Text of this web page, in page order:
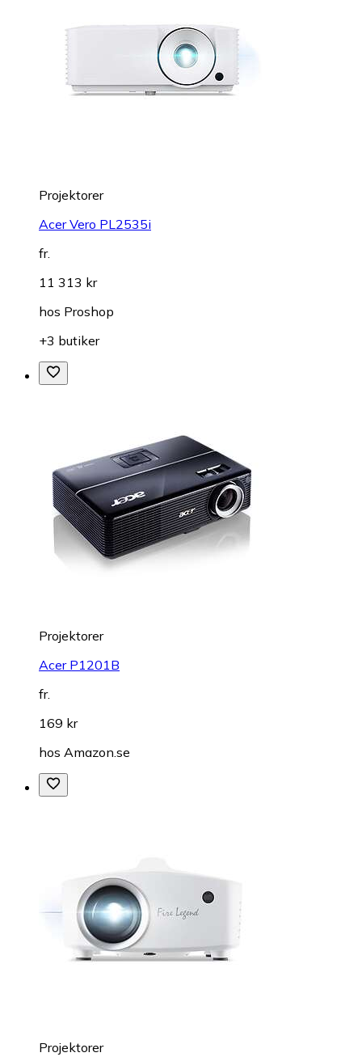
Projektorer
Acer Vero PL2535i
fr.
11 313 kr
hos Proshop
+3 butiker
Projektorer
Acer P1201B
fr.
169 kr
hos Amazon.se
Projektorer